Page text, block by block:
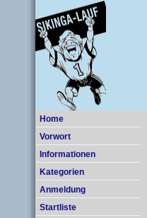
Home
Vorwort
Informationen
Kategorien
Anmeldung
Startliste